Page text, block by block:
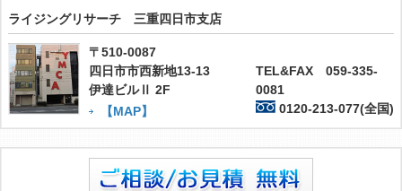
ライジングリサーチ 三重四日市支店
〒510-0087
四日市市西新地13-13
伊達ビルⅡ 2F
【MAP】
TEL&FAX 059-335-
0081
0120-213-077(全国)